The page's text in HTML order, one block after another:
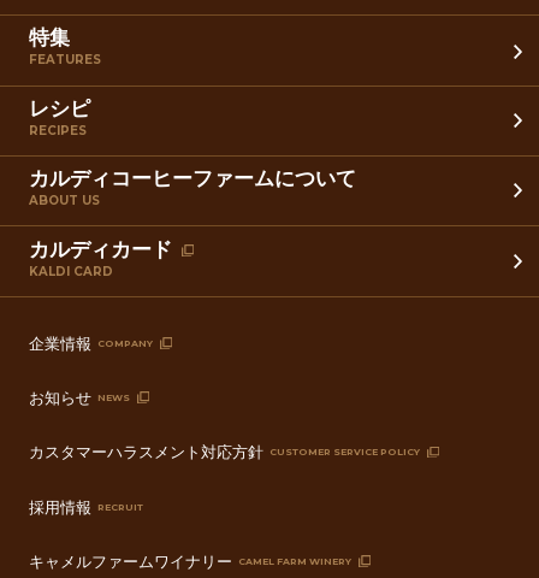
特集
FEATURES
レシピ
RECIPES
カルディコーヒーファームについて
ABOUT US
カルディカード
KALDI CARD
企業情報 COMPANY
お知らせ NEWS
カスタマーハラスメント対応方針 CUSTOMER SERVICE POLICY
採用情報 RECRUIT
キャメルファームワイナリー CAMEL FARM WINERY